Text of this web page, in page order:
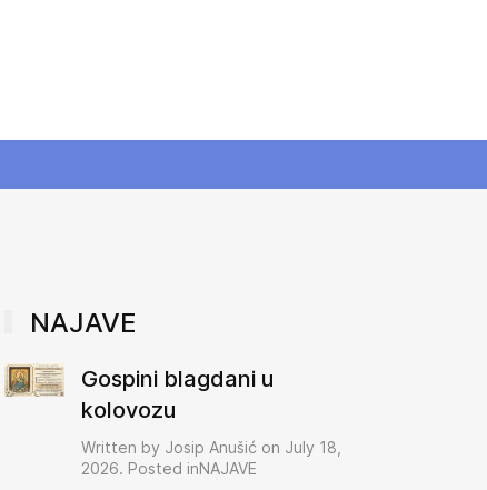
NAJAVE
Gospini blagdani u
kolovozu
Written by Josip Anušić on July 18,
2026. Posted inNAJAVE